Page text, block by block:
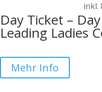
inkl.
Day Ticket –
Leading Ladies
Mehr Info